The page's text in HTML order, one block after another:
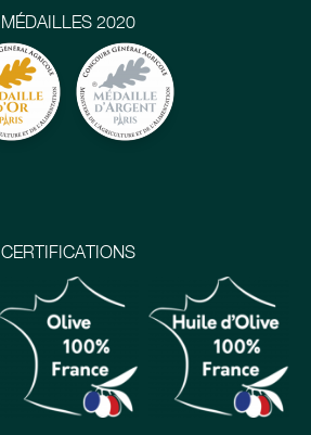
CERTIFICATIONS
MÉDAILLES 2020